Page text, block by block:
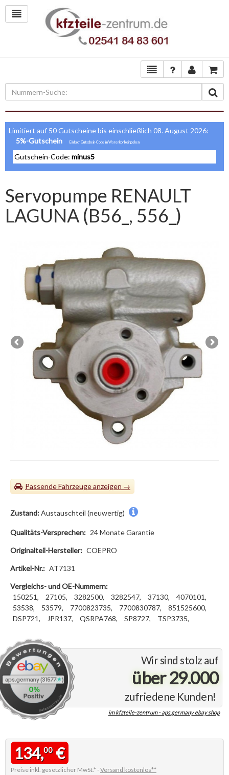
Limitiert auf 50 Gutscheine bis einschließlich 08. August 2026:
5%-Gutschein
Gutschein-Code: minus5
Servopumpe RENAULT
LAGUNA (B56_, 556_)
Passende Fahrzeuge
Wir sind stolz auf
über 29.000
zufriedene Kunden!
im kfzteile-zentrum - aps.germany ebay shop
Zustand:Austauschteil (neuwertig)
Qualitäts-Versprechen: 24 Monate Garantie
Originalteil-Hersteller: COEPRO
Artikel-Nr.: AT7131
Vergleichs- und OE-Nummern:
150251,
27105, 3282500, 3282547, 37130,
4070101,
53538,
53579, 7700823735, 7700830787,
851525600,
DSP721,
JPR137, QSRPA768, SP8727, TSP3735,
134,00€
Preise inkl. gesetzlicher MwSt.* -Versand kostenlos**